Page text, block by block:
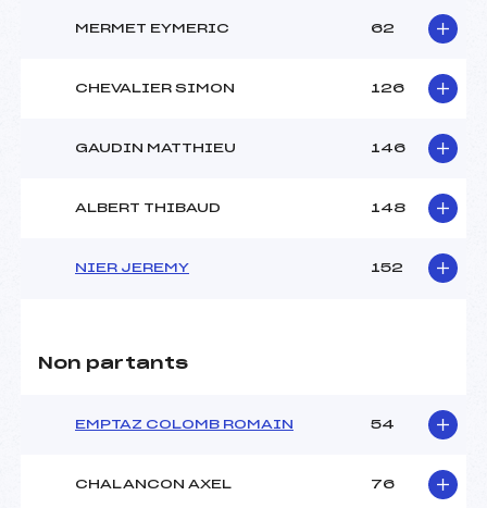
MERMET EYMERIC 62
CHEVALIER SIMON 126
GAUDIN MATTHIEU 146
ALBERT THIBAUD 148
NIER JEREMY 152
Non partants
EMPTAZ COLOMB ROMAIN 54
CHALANCON AXEL 76